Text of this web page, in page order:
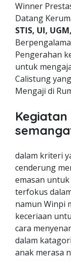
Winner
Datang
STIS, UI,
Pengerahan
untuk
Calistung
Mengaji di
dalam kriteri
cenderung
emasan
terfokus
namun Winpi
keceriaan
cara
dalam
anak merasa